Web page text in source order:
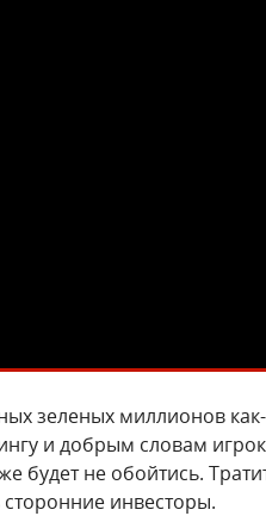
зеленых миллионов
и добрым словам
будет не обойтись.
инвесторы.